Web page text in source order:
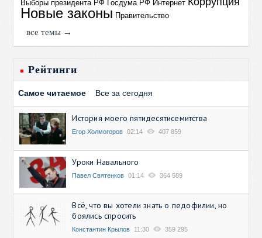
Выборы президента РФ Госдума РФ Интернет
Новые законы Правительство
все темы →
Рейтинги
Самое читаемое Все за сегодня
История моего пятидесятисемитства
Егор Холмогоров 02:14 407 859
Уроки Навального
Павел Святенков 01:14 364 589
Всё, что вы хотели знать о педофилии, но
боялись спросить
Константин Крылов 11:30 359 295